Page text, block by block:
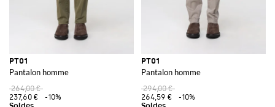
PT01
Pantalon homme
264,00 €
237,60 €
-10%
PT01
Pantalon homme
294,00 €
264,59 €
-10%